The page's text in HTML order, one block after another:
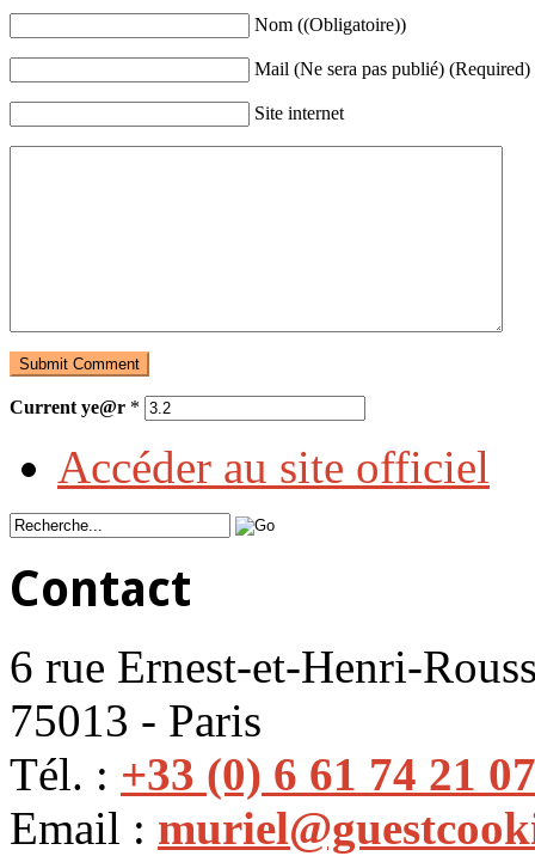
Nom ((Obligatoire))
Mail (Ne sera pas publié) (Required)
Site internet
Current ye@r *
Accéder au site officiel
Contact
6 rue Ernest-et-Henri-
75013 - Paris
Tél. : +33 (0) 6 61 74 21 07
Email :